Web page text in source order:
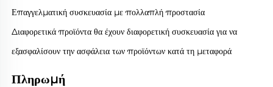
Επαγγελματική συσκευασία με πολλαπλή προστασία
Διαφορετικά προϊόντα θα έχουν διαφορετική συσκευασία για να
εξασφαλίσουν την ασφάλεια των προϊόντων κατά τη μεταφορά
Πληρωμή